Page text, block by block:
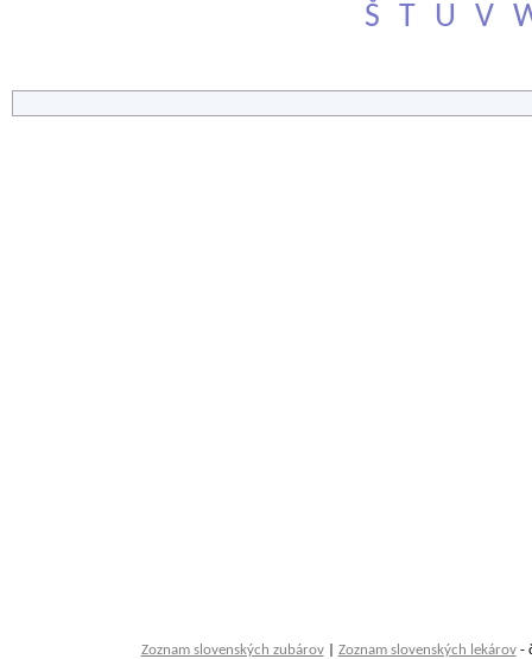
Š
T U V
Zoznam slovenských zubárov| Zoznam slovenských lekárov-